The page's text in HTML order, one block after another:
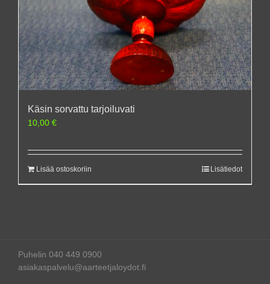
Käsin sorvattu tarjoiluvati
10,00 €
Lisää ostoskoriin Lisätiedot
Puhelin 040 449 0900
asiakaspalvelu@aarteetjaloydot.fi